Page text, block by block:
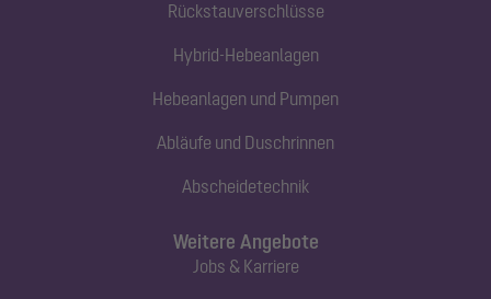
Rückstauverschlüsse
Hybrid-Hebeanlagen
Hebeanlagen und Pumpen
Abläufe und Duschrinnen
Abscheidetechnik
Weitere Angebote
Jobs & Karriere